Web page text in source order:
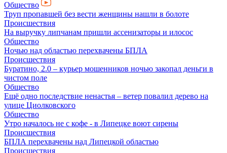
Общество
Труп пропавшей без вести женщины нашли в болоте
Происшествия
На выручку липчанам пришли ассенизаторы и илосос
Общество
Ночью над областью перехвачены БПЛА
Происшествия
Буратино, 2.0 – курьер мошенников ночью закопал деньги в
чистом поле
Общество
Ещё одно последствие ненастья – ветер повалил дерево на
улице Циолковского
Общество
Утро началось не с кофе - в Липецке воют сирены
Происшествия
БПЛА перехвачены над Липецкой областью
Происшествия